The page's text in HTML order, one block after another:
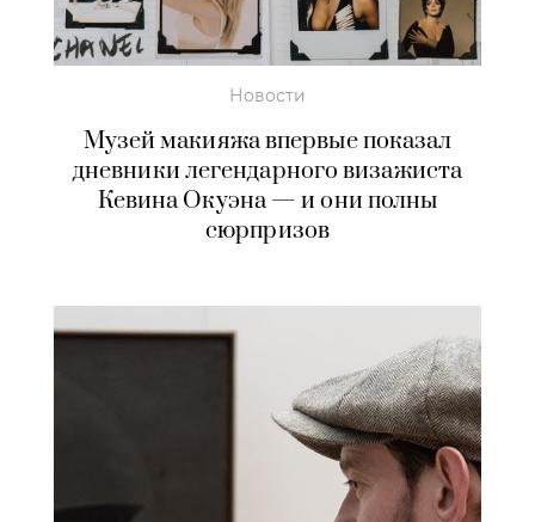
Новости
Музей макияжа впервые показал
дневники легендарного визажиста
Кевина Окуэна — и они полны
сюрпризов